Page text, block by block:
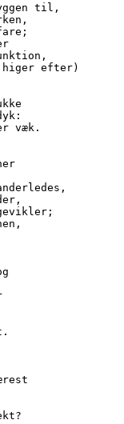
til,
higer efter)
væk.
anderledes,